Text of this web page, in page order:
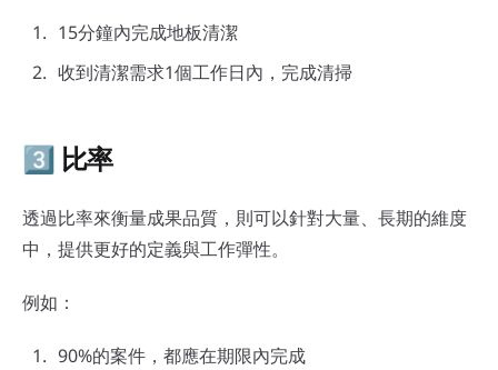
15分鐘內完成地板清潔
收到清潔需求1個工作日內，完成清掃
3️⃣ 比率
透過比率來衡量成果品質，則可以針對大量、長期的維度
中，提供更好的定義與工作彈性。
例如：
90%的案件，都應在期限內完成